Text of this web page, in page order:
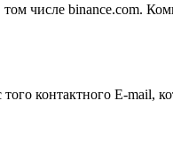
числе binance.com.
контактного Е-mail,